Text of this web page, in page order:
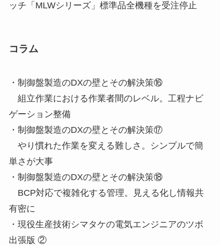
ッチ「MLWシリーズ」標準品全機種を受注停止
コラム
・制御盤製造のDXの壁とその解決策⑯
組立作業における作業者間のレベル。工程ナビ
ゲーション整備
・制御盤製造のDXの壁とその解決策⑰
やり慣れた作業を変える難しさ。シンプルで簡
単さが大事
・制御盤製造のDXの壁とその解決策⑱
BCP対応で複雑化する管理。見える化し情報共
有密に
・現役生産技術シマタケの電気エンジニアのツボ
出張版 ②